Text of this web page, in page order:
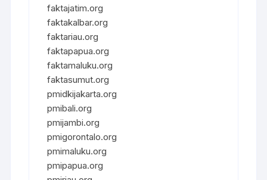
faktajatim.org
faktakalbar.org
faktariau.org
faktapapua.org
faktamaluku.org
faktasumut.org
pmidkijakarta.org
pmibali.org
pmijambi.org
pmigorontalo.org
pmimaluku.org
pmipapua.org